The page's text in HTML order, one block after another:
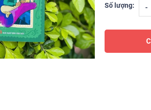
Số lượng: -